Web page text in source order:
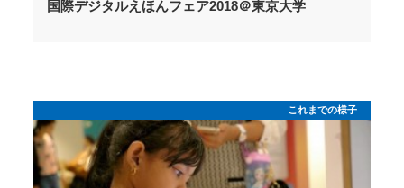
国際デジタルえほんフェア2018＠東京大学
これまでの様子